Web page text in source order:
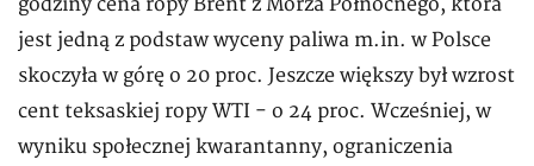
godziny cena ropy Brent z Morza Północnego, która
jest jedną z podstaw wyceny paliwa m.in. w Polsce
skoczyła w górę o 20 proc. Jeszcze większy był wzrost
cent teksaskiej ropy WTI - o 24 proc. Wcześniej, w
wyniku społecznej kwarantanny, ograniczenia